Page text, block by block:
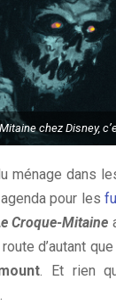
chez Disney,
ménage dans
pour les
Croque-Mitaine
d’autant
. Et rien